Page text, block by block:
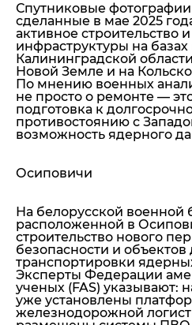
Спутниковые фотографии
сделанные в мае 2025
активное строительство
инфраструктуры на базах
Калининградской
Новой Земле и на
По мнению военных
не просто о ремонте —
подготовка к
противостоянию с
возможность ядерного
Осиповичи
На белорусской военной
расположенной в
строительство нового
безопасности и объектов
транспортировки
Эксперты Федерации
ученых (FAS) указывают:
уже установлены
железнодорожной